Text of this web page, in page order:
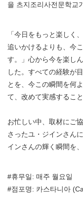
을 츠지조리사전문학교
「今日をもっと楽しく
追いかけるよりも、今
す。」心から今を楽し
した。すべての経験が
とを、今この瞬間を何
て、改めて実感するこ
お忙しい中、取材にご
さったユ・ジインさん
インさんの輝く瞬間を
#휴무일: 매주 월요일
#점포명: 카스타니아